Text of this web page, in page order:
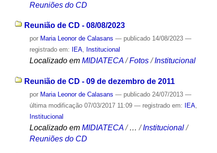
Reuniões do CD
Reunião de CD - 08/08/2023
por Maria Leonor de Calasans — publicado14/08/2023 —
registrado em:
IEA, Institucional
Localizado em MIDIATECA /Fotos /Institucional
Reunião de CD - 09 de dezembro de 2011
por Maria Leonor de Calasans — publicado24/07/2013 —
última modificação07/03/2017 11:09 — registrado em: IEA,
Institucional
Localizado em MIDIATECA /…/Institucional /
Reuniões do CD